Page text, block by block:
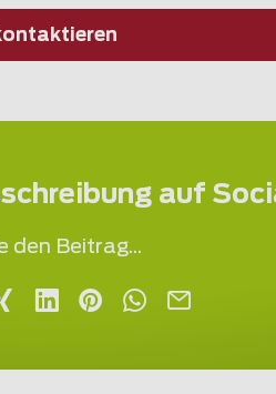
auf
den Beitrag...